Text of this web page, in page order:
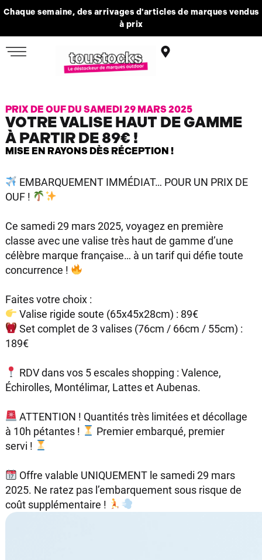
Chaque semaine, des arrivages d'articles de marques vendus
à prix
PRIX DE OUF DU SAMEDI 29 MARS 2025
VOTRE VALISE HAUT DE GAMME
À PARTIR DE 89€ !
MISE EN RAYONS DÈS RÉCEPTION !
EMBARQUEMENT IMMÉDIAT… POUR UN PRIX DE
OUF !
Ce samedi 29 mars 2025, voyagez en première
classe avec une valise très haut de gamme d’une
célèbre marque française… à un tarif qui défie toute
concurrence !
Faites votre choix :
Valise rigide soute (65x45x28cm) : 89€
Set complet de 3 valises (76cm / 66cm / 55cm) :
189€
RDV dans vos 5 escales shopping : Valence,
Échirolles, Montélimar, Lattes et Aubenas.
ATTENTION ! Quantités très limitées et décollage
à 10h pétantes !
Premier embarqué, premier
servi !
Offre valable UNIQUEMENT le samedi 29 mars
2025. Ne ratez pas l’embarquement sous risque de
coût supplémentaire !